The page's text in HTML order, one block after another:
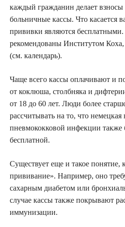
каждый гражданин делает
больничные кассы. Что касается
прививки являются бесплатными.
рекомендованы Институтом Коха,
(см. календарь).
Чаще всего кассы оплачивают и
от коклюша, столбняка и
от 18 до 60 лет. Люди более
рассчитывать на то, что
пневмококковой инфекции также
бесплатной.
Существует еще и такое понятие,
прививание». Например, оно
сахарным диабетом или
случае кассы также покрывают
иммунизации.